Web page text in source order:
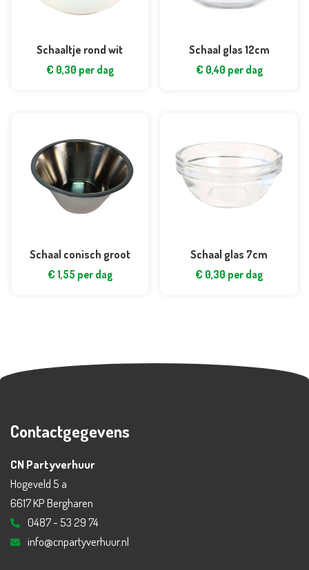
Schaaltje rond wit
€ 0,30 per dag
Schaal glas 12cm
€ 0,40 per dag
Schaal conisch groot
€ 1,55 per dag
Schaal glas 7cm
€ 0,30 per dag
Contactgegevens
CN Partyverhuur
Hogeveld 5 a
6617 KP Bergharen
0487 - 53 29 74
info@cnpartyverhuur.nl